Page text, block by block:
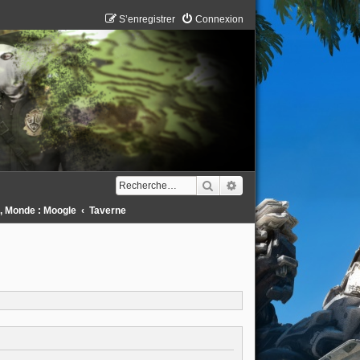
Connexion
S’enregistrer
Rechercher
Monde : Moogle Taverne